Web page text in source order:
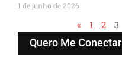
1 de junho de 2026
« 1 2 3
Quero Me Conectar